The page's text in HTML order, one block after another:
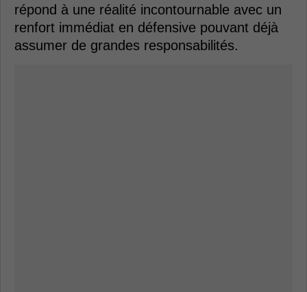
répond à une réalité incontournable avec un
renfort immédiat en défensive pouvant déjà
assumer de grandes responsabilités.